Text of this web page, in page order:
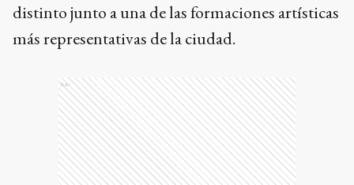
distinto junto a una de las formaciones artísticas
más representativas de la ciudad.
Ads